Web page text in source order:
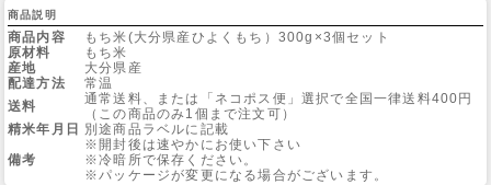
商品説明
商品内容
もち米(大分県産ひよくもち）300g×3個セット
原材料
もち米
産地
大分県産
配達方法
常温
送料
通常送料、または「ネコポス便」選択で全国一律送料400円
（この商品のみ1個まで注文可）
精米年月日
別途商品ラベルに記載
備考
※開封後は速やかにお使い下さい
※冷暗所で保存ください。
※パッケージが変更になる場合がございます。